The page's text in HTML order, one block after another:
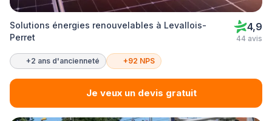
Solutions énergies renouvelables à Levallois-
Perret
4,9
44 avis
+2 ans d'ancienneté +92 NPS
Je veux un devis gratuit